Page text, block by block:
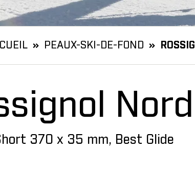
PEAUX-SKI-DE-FOND
370 x 35 mm, Best Glide